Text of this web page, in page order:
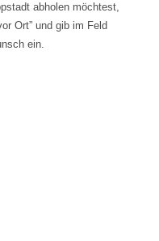
abholen möchtest,
Ort” und gib im Feld
ein.